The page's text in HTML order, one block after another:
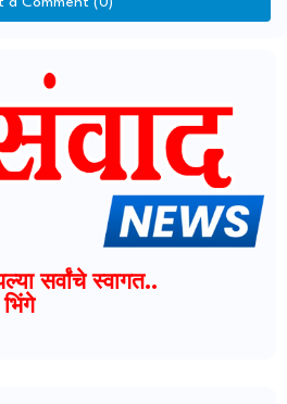
सर्वांचे स्वागत..